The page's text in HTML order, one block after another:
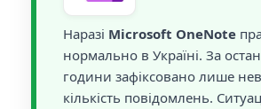
Наразі Microsoft OneNote
нормально в Україні. За
години зафіксовано лише
кількість повідомлень.